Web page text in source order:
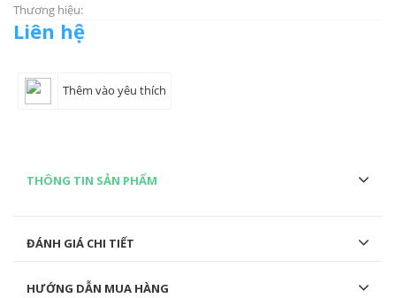
Thương hiệu:
Liên hệ
Thêm vào yêu thích
THÔNG TIN SẢN PHẨM
ĐÁNH GIÁ CHI TIẾT
HƯỚNG DẪN MUA HÀNG